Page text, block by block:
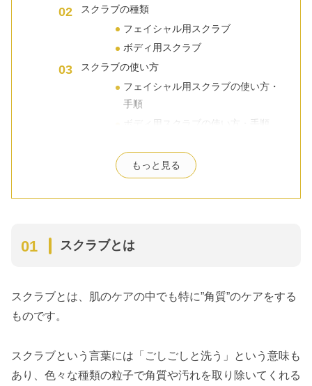
スクラブの種類
フェイシャル用スクラブ
ボディ用スクラブ
スクラブの使い方
フェイシャル用スクラブの使い方・
手順
ボディ用スクラブの使い方・手順
フェイシャル用スクラブの注意点
ボディ用スクラブの注意点
スクラブのメリットとデメリットは?
スクラブ使用のデメリット
Dove クリーミースクラブシリー
SABON
毛穴撫子 重曹スクラブ洗顔
もっと見る
スクラブとは
スクラブとは、肌のケアの中でも特に”角質”のケアをする
ものです。
スクラブという言葉には「ごしごしと洗う」という意味も
あり、色々な種類の粒子で角質や汚れを取り除いてくれる